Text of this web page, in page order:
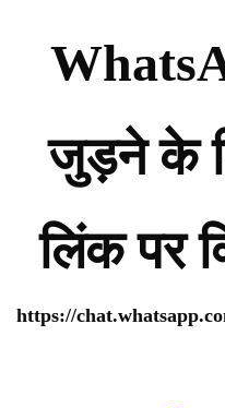
जुड़ने के
लिंक पर
https://